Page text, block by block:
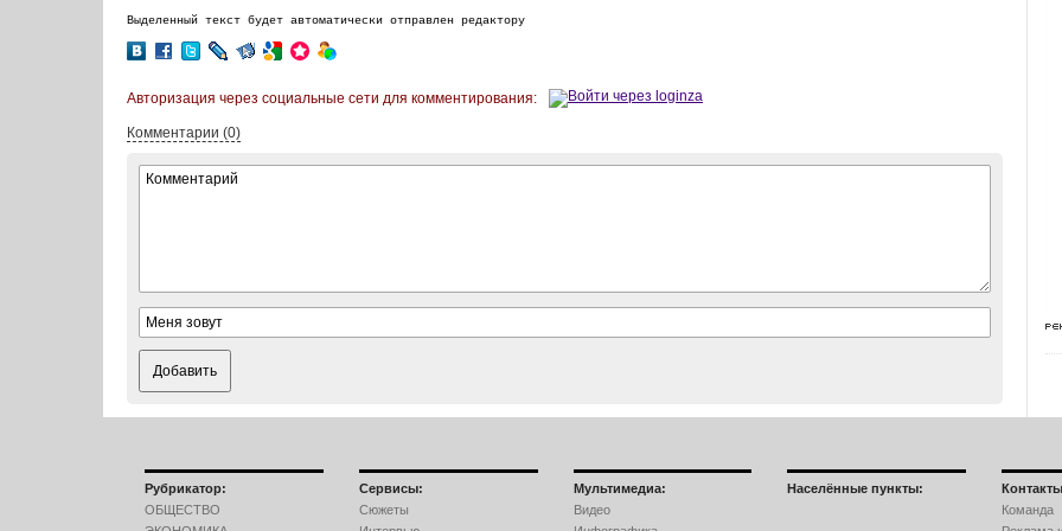
Выделенный текст будет автоматически отправлен редактору
Авторизация через социальные сети для комментирования:
Комментарии (0)
Добавить
Рубрикатор:
ОБЩЕСТВО
Сервисы:
Сюжеты
Мультимедиа:
Видео
Населённые пункты:
Команда